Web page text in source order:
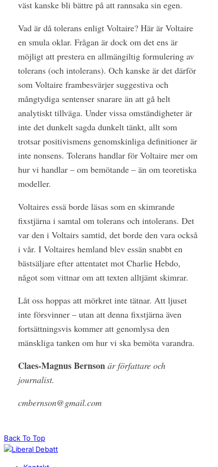
väst kanske bli bättre på att rannsaka sin egen.
Vad är då tolerans enligt Voltaire? Här är Voltaire
en smula oklar. Frågan är dock om det ens är
möjligt att prestera en allmängiltig formulering av
tolerans (och intolerans). Och kanske är det därför
som Voltaire frambesvärjer suggestiva och
mångtydiga sentenser snarare än att gå helt
analytiskt tillväga. Under vissa omständigheter är
inte det dunkelt sagda dunkelt tänkt, allt som
trotsar positivismens genomskinliga definitioner är
inte nonsens. Tolerans handlar för Voltaire mer om
hur vi handlar – om bemötande – än om teoretiska
modeller.
Voltaires essä borde läsas som en skimrande
fixstjärna i samtal om tolerans och intolerans. Det
var den i Voltairs samtid, det borde den vara också
i vår. I Voltaires hemland blev essän snabbt en
bästsäljare efter attentatet mot Charlie Hebdo,
något som vittnar om att texten alltjämt skimrar.
Låt oss hoppas att mörkret inte tätnar. Att ljuset
inte försvinner – utan att denna fixstjärna även
fortsättningsvis kommer att genomlysa den
mänskliga tanken om hur vi ska bemöta varandra.
Claes-Magnus Bernsonär författare och
journalist.
cmbernson@gmail.com
Back To Top